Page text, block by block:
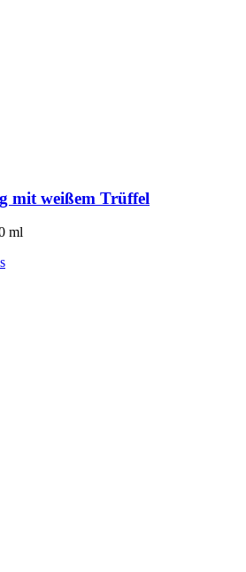
mit weißem Trüffel
ml